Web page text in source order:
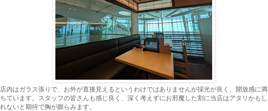
店内はガラス張りで、お外が直接見えるというわけではありませんが採光が良く、開放感に満
ちています。スタッフの皆さんも感じ良く、深く考えずにお邪魔した割に当店はアタリかもし
れないと期待で胸が膨らみます。